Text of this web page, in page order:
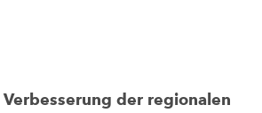
Verbesserung der regionalen